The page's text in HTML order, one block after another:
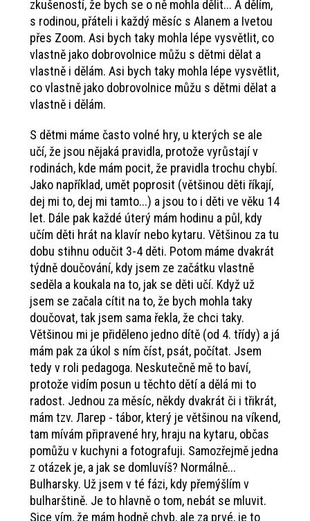
zkušeností, že bych se o ně mohla dělit... A dělím,
s rodinou, přáteli i každý měsíc s Alanem a Ivetou
přes Zoom. Asi bych taky mohla lépe vysvětlit, co
vlastně jako dobrovolnice můžu s dětmi dělat a
vlastně i dělám. Asi bych taky mohla lépe vysvětlit,
co vlastně jako dobrovolnice můžu s dětmi dělat a
vlastně i dělám.
S dětmi máme často volné hry, u kterých se ale
učí, že jsou nějaká pravidla, protože vyrůstají v
rodinách, kde mám pocit, že pravidla trochu chybí.
Jako například, umět poprosit (většinou děti říkají,
dej mi to, dej mi tamto...) a jsou to i děti ve věku 14
let. Dále pak každé úterý mám hodinu a půl, kdy
učím děti hrát na klavír nebo kytaru. Většinou za tu
dobu stihnu odučit 3-4 děti. Potom máme dvakrát
týdně doučování, kdy jsem ze začátku vlastně
seděla a koukala na to, jak se děti učí. Když už
jsem se začala cítit na to, že bych mohla taky
doučovat, tak jsem sama řekla, že chci taky.
Většinou mi je přiděleno jedno dítě (od 4. třídy) a já
mám pak za úkol s ním číst, psát, počítat. Jsem
tedy v roli pedagoga. Neskutečně mě to baví,
protože vidím posun u těchto dětí a dělá mi to
radost. Jednou za měsíc, někdy dvakrát či i třikrát,
mám tzv. Лагер - tábor, který je většinou na víkend,
tam mívám připravené hry, hraju na kytaru, občas
pomůžu v kuchyni a fotografuji. Samozřejmě jedna
z otázek je, a jak se domluvíš? Normálně...
Bulharsky. Už jsem v té fázi, kdy přemýšlím v
bulharštině. Je to hlavně o tom, nebát se mluvit.
Sice vím, že mám hodně chyb, ale za prvé, je to